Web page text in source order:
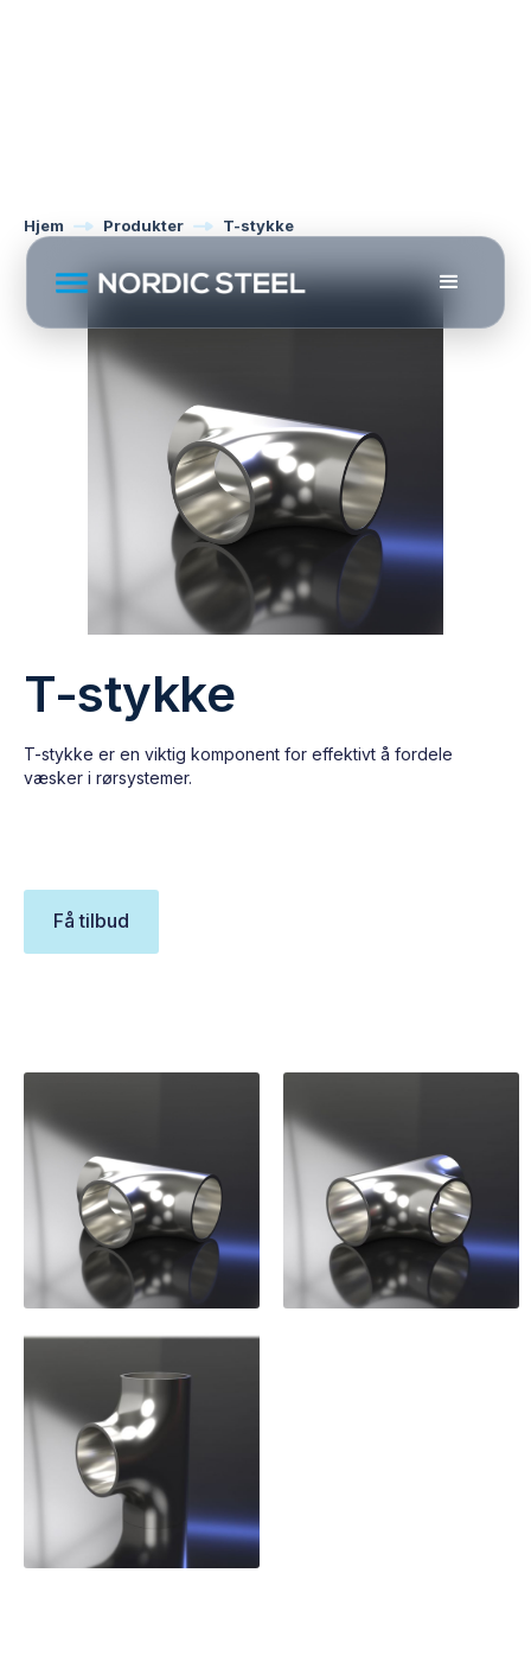
Hjem Produkter T-stykke
T-stykke
T-stykke er en viktig komponent for effektivt å fordele
væsker i rørsystemer.
Få tilbud